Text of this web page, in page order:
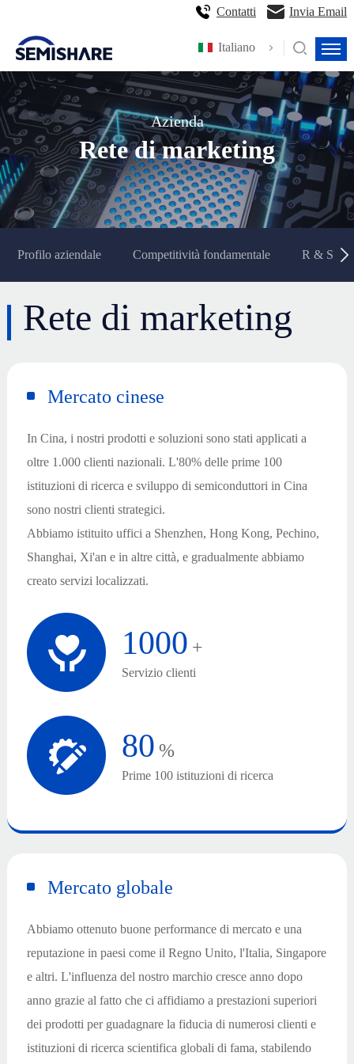
Italiano
Contatti Invia Email
Azienda
Rete di marketing
Profilo aziendale Competitività fondamentale R & S e
Rete di marketing
Mercato cinese
In Cina, i nostri prodotti e soluzioni sono stati applicati a
oltre 1.000 clienti nazionali. L'80% delle prime 100
istituzioni di ricerca e sviluppo di semiconduttori in Cina
sono nostri clienti strategici.
Abbiamo istituito uffici a Shenzhen, Hong Kong, Pechino,
Shanghai, Xi'an e in altre città, e gradualmente abbiamo
creato servizi localizzati.
1000 +
Servizio clienti
80 %
Prime 100 istituzioni di ricerca
Mercato globale
Abbiamo ottenuto buone performance di mercato e una
reputazione in paesi come il Regno Unito, l'Italia, Singapore
e altri. L'influenza del nostro marchio cresce anno dopo
anno grazie al fatto che ci affidiamo a prestazioni superiori
dei prodotti per guadagnare la fiducia di numerosi clienti e
istituzioni di ricerca scientifica globali di fama, stabilendo